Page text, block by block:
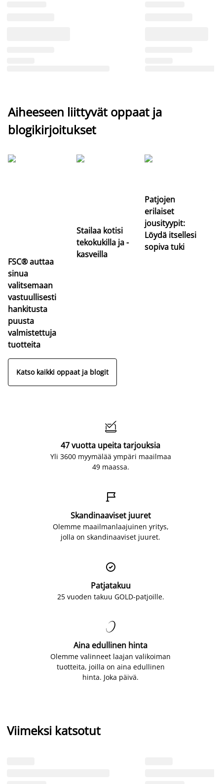
Aiheeseen liittyvät oppaat ja
blogikirjoitukset
FSC® auttaa
sinua
valitsemaan
vastuullisesti
hankitusta
puusta
valmistettuja
tuotteita
Stailaa kotisi
tekokukilla ja -
kasveilla
Patjojen
erilaiset
jousityypit:
Löydä itsellesi
sopiva tuki
Katso kaikki oppaat ja blogit

47 vuotta upeita tarjouksia
Yli 3600 myymälää ympäri maailmaa
49 maassa.

Skandinaaviset juuret
Olemme maailmanlaajuinen yritys,
jolla on skandinaaviset juuret.

Patjatakuu
25 vuoden takuu GOLD-patjoille.

Aina edullinen hinta
Olemme valinneet laajan valikoiman
tuotteita, joilla on aina edullinen
hinta. Joka päivä.
Viimeksi katsotut